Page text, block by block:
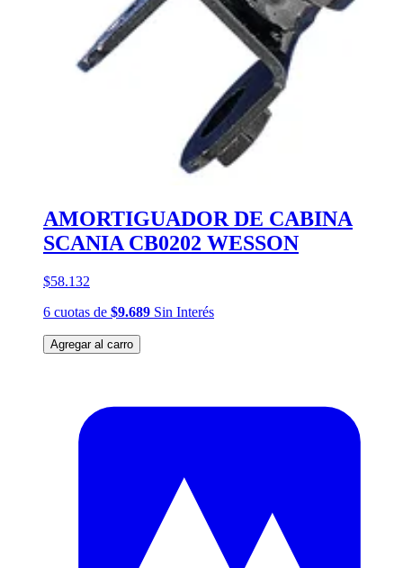
AMORTIGUADOR DE CABINA
SCANIA CB0202 WESSON
$58.132
6 cuotas de $9.689 Sin Interés
Agregar al carro